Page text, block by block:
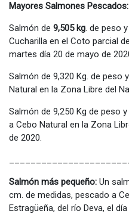
Mayores Salmones Pescados:
Salmón de 9,505 kg. de peso
Cucharilla en el Coto parcial
martes día 20 de mayo de
Salmón de 9,320 Kg. de peso
Natural en la Zona Libre del
Salmón de 9,250 Kg de peso
a Cebo Natural en la Zona
de 2020.
Salmón más pequeño: Un
cm. de medidas, pescado a
Estragüeña, del río Deva, el